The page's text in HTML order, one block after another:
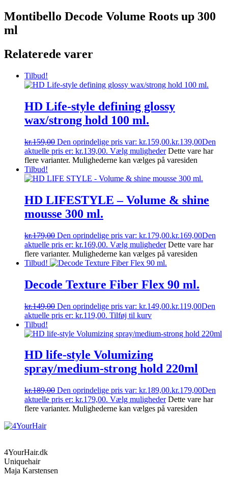
Montibello Decode Volume Roots up 300
ml
Relaterede varer
Tilbud!
HD Life-style defining glossy
wax/strong hold 100 ml.
kr.159,00 Den oprindelige pris var: kr.159,00.kr.139,00Den
aktuelle pris er: kr.139,00. Vælg muligheder Dette vare har
flere varianter. Mulighederne kan vælges på varesiden
Tilbud!
HD LIFESTYLE – Volume & shine
mousse 300 ml.
kr.179,00 Den oprindelige pris var: kr.179,00.kr.169,00Den
aktuelle pris er: kr.169,00. Vælg muligheder Dette vare har
flere varianter. Mulighederne kan vælges på varesiden
Tilbud!
Decode Texture Fiber Flex 90 ml.
kr.149,00 Den oprindelige pris var: kr.149,00.kr.119,00Den
aktuelle pris er: kr.119,00. Tilføj til kurv
Tilbud!
HD life-style Volumizing
spray/medium-strong hold 220ml
kr.189,00 Den oprindelige pris var: kr.189,00.kr.179,00Den
aktuelle pris er: kr.179,00. Vælg muligheder Dette vare har
flere varianter. Mulighederne kan vælges på varesiden
4YourHair.dk
Uniquehair
Maja Karstensen